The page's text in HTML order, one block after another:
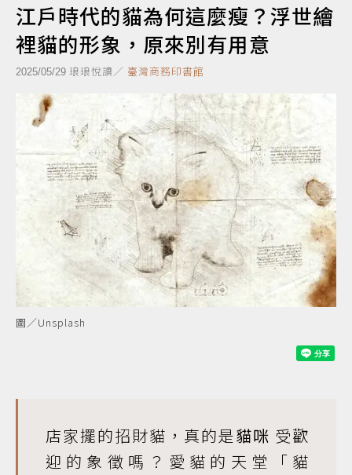
江戶時代的貓為何這麼瘦？浮世繪
裡貓的形象，原來別有用意
2025/05/29 琅琅悅讀／ 臺灣商務印書館
圖／Unsplash
店家擺的招財貓，真的是貓咪 受歡
迎的象徵嗎？愛貓的天堂「貓